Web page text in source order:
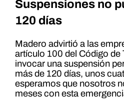
Suspensiones no
120 días
Madero advirtió a las
artículo 100 del Código de
invocar una suspensión
más de 120 días, unos
esperamos que nosotros
meses con esta